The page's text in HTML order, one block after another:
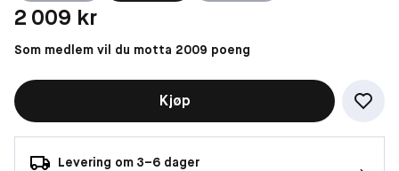
Pris: 2 009 kr
2 009 kr
Som medlem vil du motta 2009 poeng
Kjøp
Levering om 3–6 dager